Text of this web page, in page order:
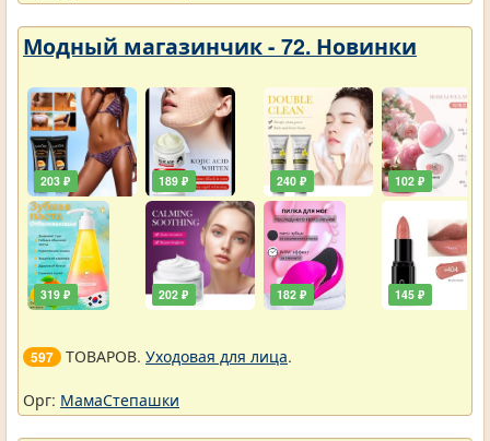
Модный магазинчик - 72. Новинки
203 ₽
319 ₽
189 ₽
202 ₽
240 ₽
182 ₽
102 ₽
145 ₽
597 ТОВАРОВ. Уходовая для лица.
Орг: МамаСтепашки